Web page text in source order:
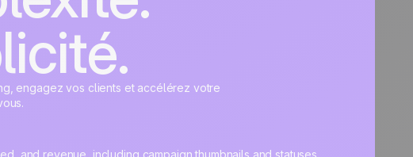
engagez vos clients et accélérez votre